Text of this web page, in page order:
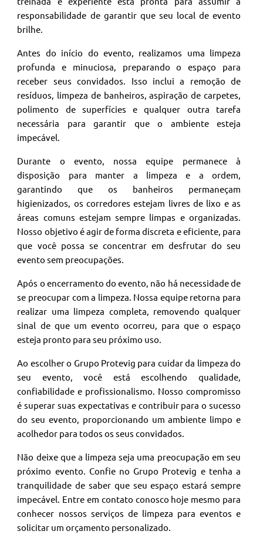
responsabilidade de garantir que seu local de evento
brilhe.
Antes do início do evento, realizamos uma limpeza
profunda e minuciosa, preparando o espaço para
receber seus convidados. Isso inclui a remoção de
resíduos, limpeza de banheiros, aspiração de carpetes,
polimento de superfícies e qualquer outra tarefa
necessária para garantir que o ambiente esteja
impecável.
Durante o evento, nossa equipe permanece à
disposição para manter a limpeza e a ordem,
garantindo que os banheiros permaneçam
higienizados, os corredores estejam livres de lixo e as
áreas comuns estejam sempre limpas e organizadas.
Nosso objetivo é agir de forma discreta e eficiente, para
que você possa se concentrar em desfrutar do seu
evento sem preocupações.
Após o encerramento do evento, não há necessidade de
se preocupar com a limpeza. Nossa equipe retorna para
realizar uma limpeza completa, removendo qualquer
sinal de que um evento ocorreu, para que o espaço
esteja pronto para seu próximo uso.
Ao escolher o Grupo Protevig para cuidar da limpeza do
seu evento, você está escolhendo qualidade,
confiabilidade e profissionalismo. Nosso compromisso
é superar suas expectativas e contribuir para o sucesso
do seu evento, proporcionando um ambiente limpo e
acolhedor para todos os seus convidados.
Não deixe que a limpeza seja uma preocupação em seu
próximo evento. Confie no Grupo Protevig e tenha a
tranquilidade de saber que seu espaço estará sempre
impecável. Entre em contato conosco hoje mesmo para
conhecer nossos serviços de limpeza para eventos e
solicitar um orçamento personalizado.